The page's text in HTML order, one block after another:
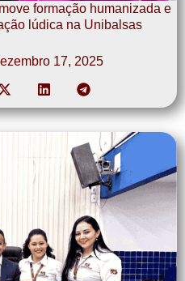
formação humanizada e
lúdica na Unibalsas
17, 2025